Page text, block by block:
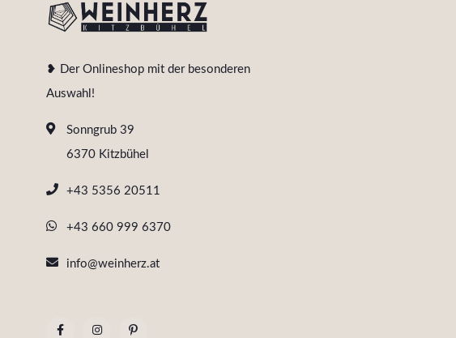
❥ Der Onlineshop mit der besonderen
Auswahl!
Sonngrub 39
6370 Kitzbühel
+43 5356 20511
+43 660 999 6370
info@weinherz.at